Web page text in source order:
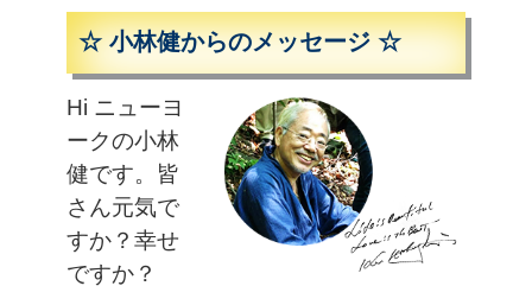
☆ 小林健からのメッセージ ☆
Hi ニューヨ
ークの小林
健です。皆
さん元気で
すか？幸せ
ですか？